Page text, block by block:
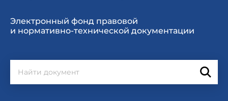
Электронный фонд правовой
и нормативно-технической документации